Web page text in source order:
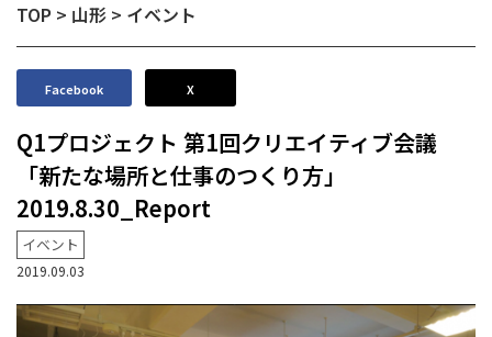
i
TOP > 山形 > イベント
Facebook X
Q1プロジェクト 第1回クリエイティブ会議
「新たな場所と仕事のつくり方」
2019.8.30_Report
イベント
2019.09.03